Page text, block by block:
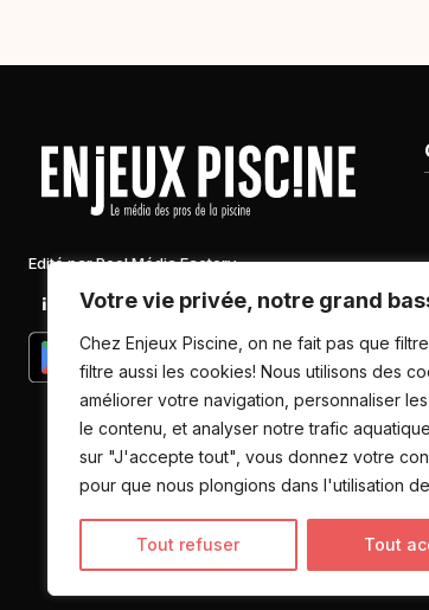
Votre vie privée, notre grand
Chez Enjeux Piscine, on ne fait pas que
filtre aussi les cookies! Nous utilisons des
améliorer votre navigation, personnaliser
le contenu, et analyser notre trafic
sur "J'accepte tout", vous donnez votre
pour que nous plongions dans l'utilisation
Tout refuser Tout
Edité par Pool Média Factory
Linkedin Newsletter